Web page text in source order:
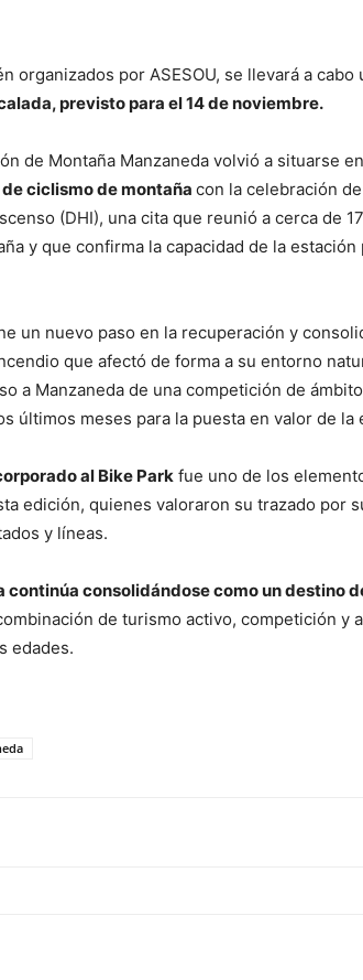
organizados por ASESOU, se llevará a cabo
previsto para el 14 de noviembre.
de Montaña Manzaneda volvió a situarse
ciclismo de montaña con la celebración
(DHI), una cita que reunió a cerca de
y que confirma la capacidad de la estación
un nuevo paso en la recuperación y
que afectó de forma a su entorno
a Manzaneda de una competición de
últimos meses para la puesta en valor de la
al Bike Park fue uno de los
edición, quienes valoraron su trazado por
y líneas.
continúa consolidándose como un destino
de turismo activo, competición y
edades.